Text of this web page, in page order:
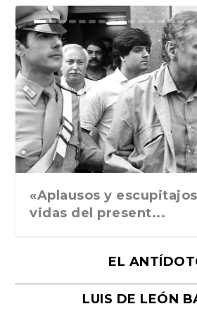
Ground Rules.
«Rafael: Poesía subl...
Bienvenidos al circo...
Georges de La Tour.
Robert Capa: la hist...
«Aplausos y
vidas del present...
EL
LUIS DE LEÓN